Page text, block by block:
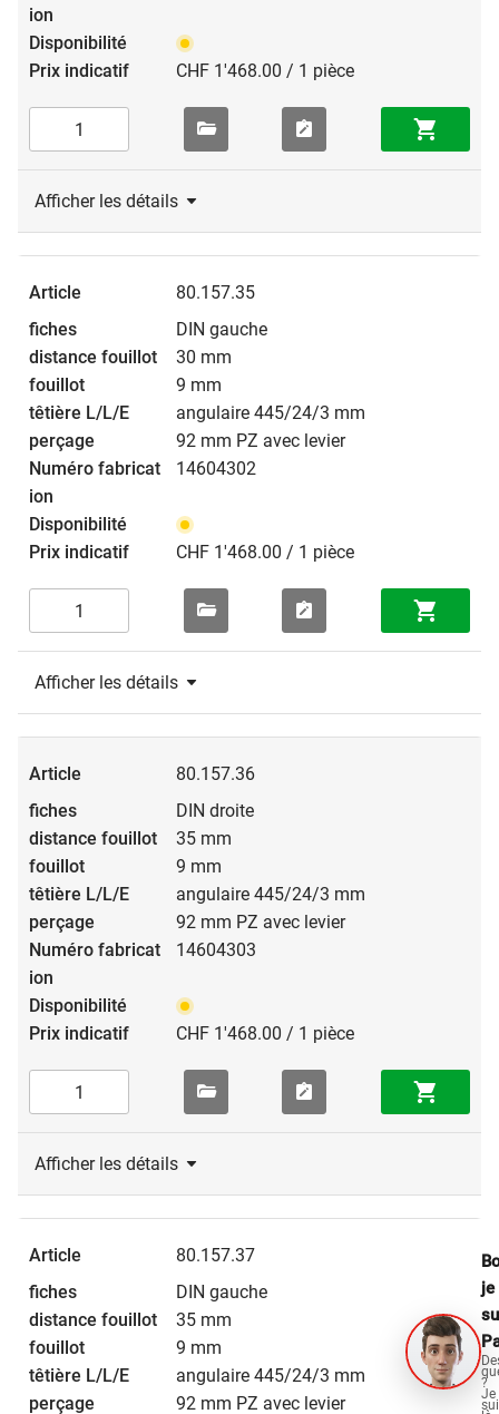
CHF 1'468.00 / 1 pièce
Afficher les détails
80.157.35
DIN gauche
30 mm
9 mm
angulaire 445/24/3 mm
92 mm PZ avec levier
14604302
CHF 1'468.00 / 1 pièce
Afficher les détails
80.157.36
DIN droite
35 mm
9 mm
angulaire 445/24/3 mm
92 mm PZ avec levier
14604303
CHF 1'468.00 / 1 pièce
Afficher les détails
80.157.37
DIN gauche
35 mm
9 mm
angulaire 445/24/3 mm
92 mm PZ avec levier
je
?
Je